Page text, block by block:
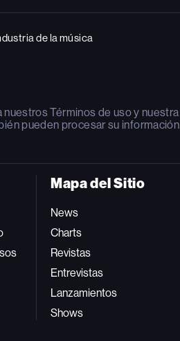
de la música
nuestrosTérminos de usoy nuestra
pueden procesar su información
Mapa del Sitio
News
Charts
Revistas
Entrevistas
Lanzamientos
Shows